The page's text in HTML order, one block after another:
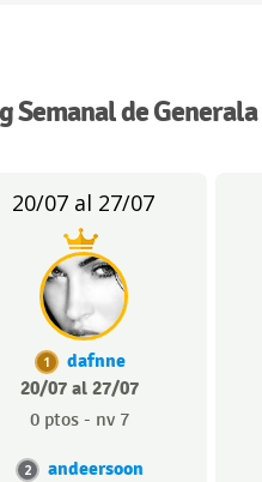
Semanal de Generala
20/07 al 27/07
1
dafnne
20/07 al 27/07
0 ptos - nv 7
2 andeersoon